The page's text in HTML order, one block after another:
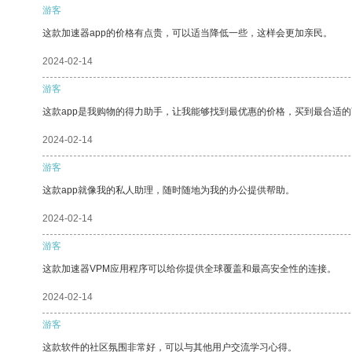
游客
这款加速器app的价格有点贵，可以适当降低一些，这样会更加亲民。
2024-02-14
游客
这款app是我购物的得力助手，让我能够找到最优惠的价格，买到最合适
2024-02-14
游客
这款app就像我的私人助理，随时随地为我的办公提供帮助。
2024-02-14
游客
这款加速器VPM应用程序可以给你提供全球覆盖和最高安全性的连接。
2024-02-14
游客
这款软件的社区氛围非常好，可以与其他用户交流学习心得。